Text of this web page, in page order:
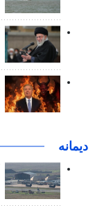
دیمانە